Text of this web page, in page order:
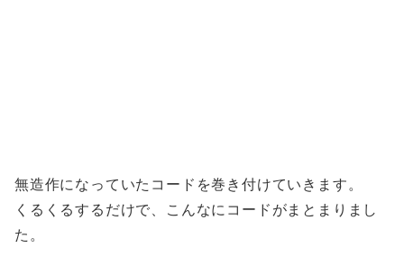
無造作になっていたコードを巻き付けていきます。
くるくるするだけで、こんなにコードがまとまりまし
た。